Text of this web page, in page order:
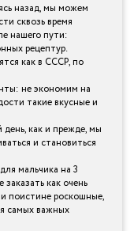
назад, мы можем
сквозь время
нашего пути:
рецептур.
как в СССР, по
не экономим на
такие вкусные и
как и прежде, мы
и становиться
мальчика на 3
как очень
поистине роскошные,
самых важных